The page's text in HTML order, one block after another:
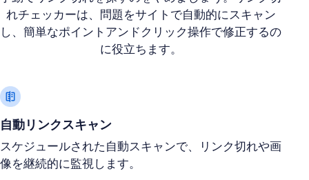
れチェッカーは、問題をサイトで自動的にスキャン
し、簡単なポイントアンドクリック操作で修正するの
に役立ちます。
自動リンクスキャン
スケジュールされた自動スキャンで、リンク切れや画
像を継続的に監視します。